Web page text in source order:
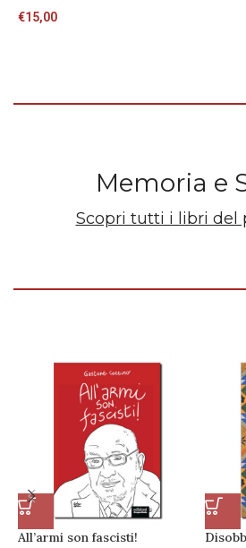
€15,00
Memoria e
Scopri tutti i libri del
All’armi son fascisti!